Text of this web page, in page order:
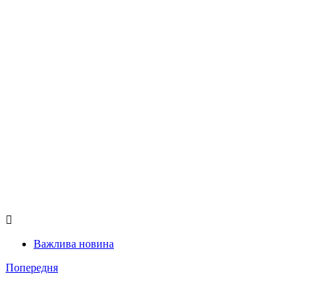
Важлива новина
Попередня